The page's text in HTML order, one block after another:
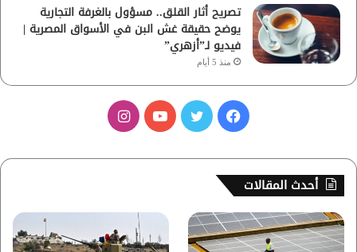
تصريح أثار القلق.. مسؤول بالغرفة التجارية
يوضح حقيقة غش البن في الأسواق المصرية |
فيديو لـ”أزهري”
منذ 5 أيام
س
ب
و
ر
ي
و
ت
ق
أحدث المقالات